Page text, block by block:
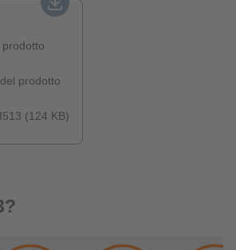
prodotto
(124 KB)